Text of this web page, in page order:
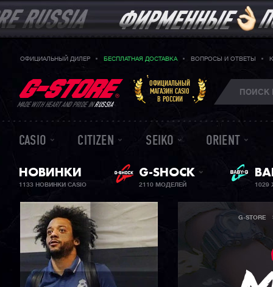
ОФИЦИАЛЬНЫЙ ДИЛЕР БЕСПЛАТНАЯ ДОСТАВКА ВОПРОСЫ И ОТВЕТЫ
MADE WITH HEART AND PRIDE INRUSSIA
ОФИЦИАЛЬНЫЙ
МАГАЗИН CASIO
В РОССИИ
CASIO CITIZEN SEIKO ORIENT
НОВИНКИ
1133 НОВИНКИ CASIO
G-SHOCK
2110 МОДЕЛЕЙ 1029
G-STORE